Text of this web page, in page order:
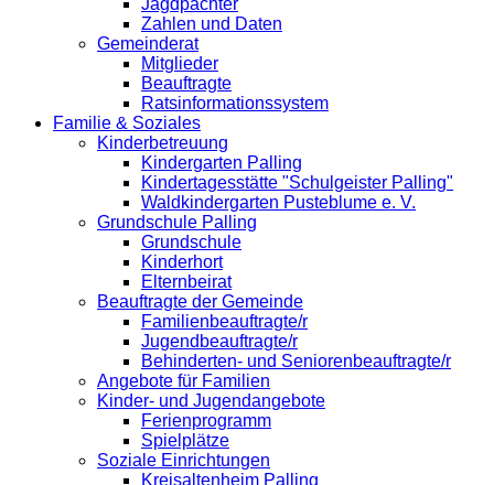
Jagdpächter
Zahlen und Daten
Gemeinderat
Mitglieder
Beauftragte
Ratsinformationssystem
Familie & Soziales
Kinderbetreuung
Kindergarten Palling
Kindertagesstätte "Schulgeister Palling"
Waldkindergarten Pusteblume e. V.
Grundschule Palling
Grundschule
Kinderhort
Elternbeirat
Beauftragte der Gemeinde
Familienbeauftragte/r
Jugendbeauftragte/r
Behinderten- und Seniorenbeauftragte/r
Angebote für Familien
Kinder- und Jugendangebote
Ferienprogramm
Spielplätze
Soziale Einrichtungen
Kreisaltenheim Palling